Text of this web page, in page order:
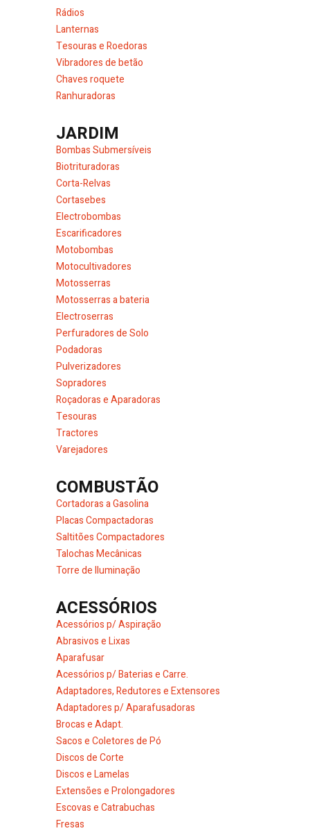
Rádios
Lanternas
Tesouras e Roedoras
Vibradores de betão
Chaves roquete
Ranhuradoras
JARDIM
Bombas Submersíveis
Biotrituradoras
Corta-Relvas
Cortasebes
Electrobombas
Escarificadores
Motobombas
Motocultivadores
Motosserras
Motosserras a bateria
Electroserras
Perfuradores de Solo
Podadoras
Pulverizadores
Sopradores
Roçadoras e Aparadoras
Tesouras
Tractores
Varejadores
COMBUSTÃO
Cortadoras a Gasolina
Placas Compactadoras
Saltitões Compactadores
Talochas Mecânicas
Torre de Iluminação
ACESSÓRIOS
Acessórios p/ Aspiração
Abrasivos e Lixas
Aparafusar
Acessórios p/ Baterias e Carre.
Adaptadores, Redutores e Extensores
Adaptadores p/ Aparafusadoras
Brocas e Adapt.
Sacos e Coletores de Pó
Discos de Corte
Discos e Lamelas
Extensões e Prolongadores
Escovas e Catrabuchas
Fresas